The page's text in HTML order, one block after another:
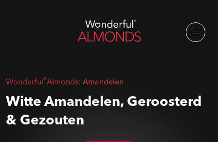
Witte Amandelen, Geroosterd
& Gezouten
Wonderful®Almonds: Amandelen